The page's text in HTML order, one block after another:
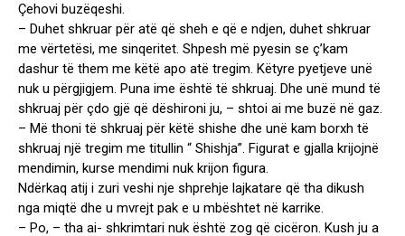
Çehovi buzëqeshi.
– Duhet shkruar për atë që sheh e që e ndjen, duhet shkruar
me vërtetësi, me sinqeritet. Shpesh më pyesin se ç’kam
dashur të them me këtë apo atë tregim. Këtyre pyetjeve unë
nuk u përgjigjem. Puna ime është të shkruaj. Dhe unë mund të
shkruaj për çdo gjë që dëshironi ju, – shtoi ai me buzë në gaz.
– Më thoni të shkruaj për këtë shishe dhe unë kam borxh të
shkruaj një tregim me titullin “ Shishja”. Figurat e gjalla krijojnë
mendimin, kurse mendimi nuk krijon figura.
Ndërkaq atij i zuri veshi nje shprehje lajkatare që tha dikush
nga miqtë dhe u mvrejt pak e u mbështet në karrike.
– Po, – tha ai- shkrimtari nuk është zog që cicëron. Kush ju a